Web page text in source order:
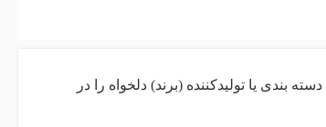
بندی یا تولیدکننده (برند) دلخواه را در